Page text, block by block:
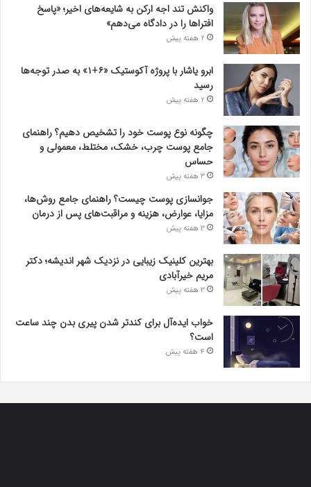
واکنش تند اجه ارکن به شایعه‌های اخیر؛ «پاسخ
افتراها را در دادگاه می‌دهم»
2 هفته پیش
ابرو یاشار با پروژه آکوستیک «۶+۱» به صدر توجه‌ها
رسید
2 هفته پیش
چگونه نوع پوست خود را تشخیص دهیم؟ راهنمای
جامع پوست چرب، خشک، مختلط، معمولی و
حساس
3 هفته پیش
جوانسازی پوست چیست؟ راهنمای جامع روش‌ها،
مزایا، عوارض، هزینه و مراقبت‌های پس از درمان
3 هفته پیش
بهترین کلینیک زیبایی در نزدیک شهر اندیشه؛ دکتر
مریم خیرآبادی
3 هفته پیش
خواب ایده‌آل برای کندتر شدن پیری بدن چند ساعت
است؟
4 هفته پیش